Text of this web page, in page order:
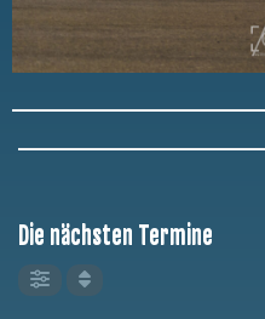
Die nächsten Termine